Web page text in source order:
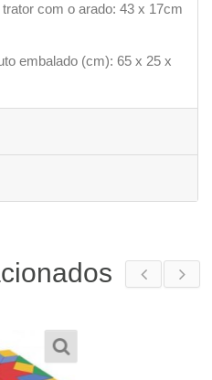
com o arado: 43 x 17cm
embalado (cm): 65 x 25 x